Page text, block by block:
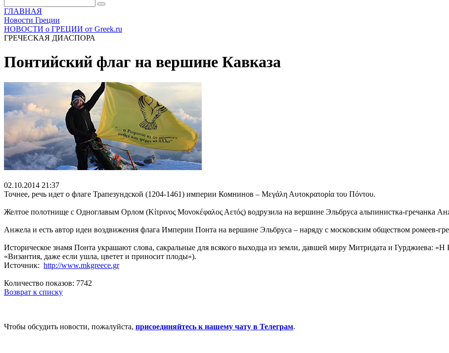
ГЛАВНАЯ
Новости Греции
НОВОСТИ о ГРЕЦИИ от Greek.ru
ГРЕЧЕСКАЯ ДИАСПОРА
Понтийский флаг на вершине Кавказа
02.10.2014 21:37
Точнее, речь идет о флаге Трапезундской (1204-1461) империи Комнинов – Μεγάλη Αυτοκρατορία του Πόντου.
Желтое полотнище с Одноглавым Орлом (Κίτρινος Μονοκέφαλος Αετός) водрузила на вершине Эльбруса альпинистка-гречанка
Анжела и есть автор идеи воздвижения флага Империи Понта на вершине Эльбруса – наряду с московским обществом ромеев-
Историческое знамя Понта украшают слова, сакральные для всякого выходца из земли, давшей миру Митридата и Гурджиева: «Η
«Византия, даже если ушла, цветет и приносит плоды»).
Источник: http://www.mkgreece.gr
Количество показов: 7742
Возврат к списку
Чтобы обсудить новости, пожалуйста, присоединяйтесь к нашему чату в Телеграм.